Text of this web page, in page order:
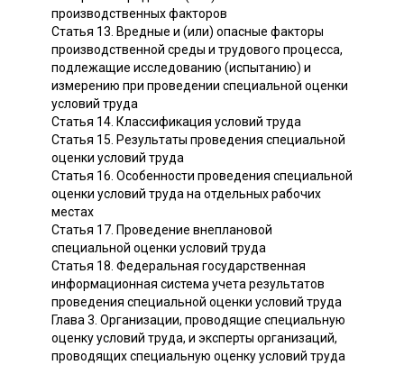
производственных факторов
Статья 13. Вредные и (или) опасные факторы
производственной среды и трудового процесса,
подлежащие исследованию (испытанию) и
измерению при проведении специальной оценки
условий труда
Статья 14. Классификация условий труда
Статья 15. Результаты проведения специальной
оценки условий труда
Статья 16. Особенности проведения специальной
оценки условий труда на отдельных рабочих
местах
Статья 17. Проведение внеплановой
специальной оценки условий труда
Статья 18. Федеральная государственная
информационная система учета результатов
проведения специальной оценки условий труда
Глава 3. Организации, проводящие специальную
оценку условий труда, и эксперты организаций,
проводящих специальную оценку условий труда